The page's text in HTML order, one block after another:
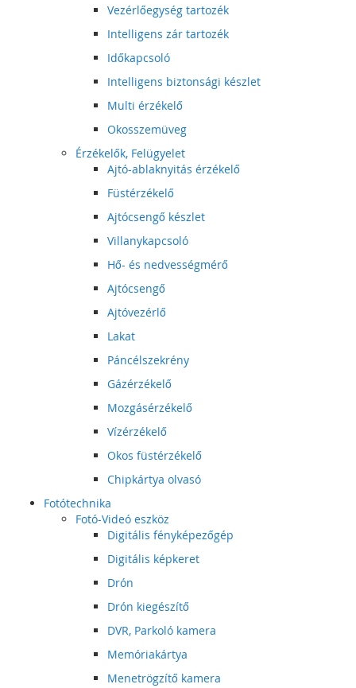
Vezérlőegység tartozék
Intelligens zár tartozék
Időkapcsoló
Intelligens biztonsági készlet
Multi érzékelő
Okosszemüveg
Érzékelők, Felügyelet
Ajtó-ablaknyitás érzékelő
Füstérzékelő
Ajtócsengő készlet
Villanykapcsoló
Hő- és nedvességmérő
Ajtócsengő
Ajtóvezérlő
Lakat
Páncélszekrény
Gázérzékelő
Mozgásérzékelő
Vízérzékelő
Okos füstérzékelő
Chipkártya olvasó
Fotótechnika
Fotó-Videó eszköz
Digitális fényképezőgép
Digitális képkeret
Drón
Drón kiegészítő
DVR, Parkoló kamera
Memóriakártya
Menetrögzítő kamera